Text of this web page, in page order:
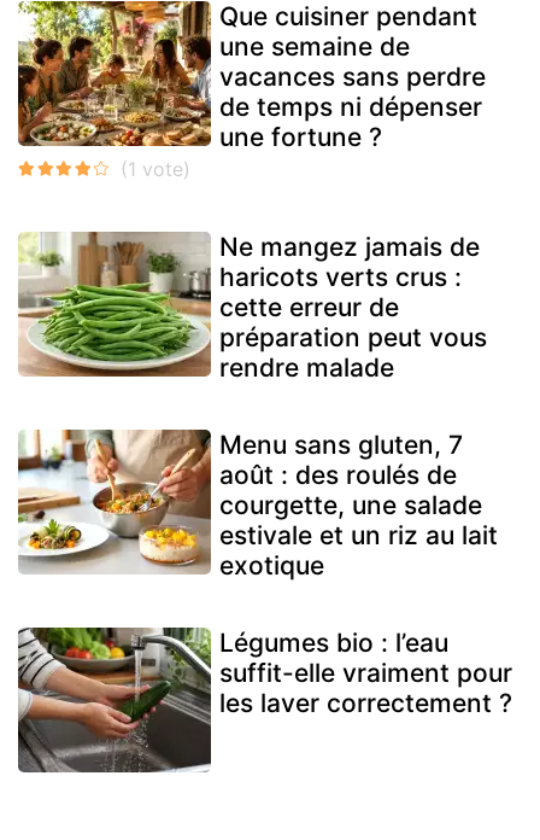
Que cuisiner pendant
une semaine de
vacances sans perdre
de temps ni dépenser
une fortune ?
Ne mangez jamais de
haricots verts crus :
cette erreur de
préparation peut vous
rendre malade
Menu sans gluten, 7
août : des roulés de
courgette, une salade
estivale et un riz au lait
exotique
Légumes bio : l’eau
suffit-elle vraiment pour
les laver correctement ?